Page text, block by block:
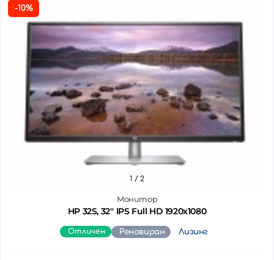
-10%
Монитор
HP 32S, 32'' IPS Full HD 1920x1080
1 / 2
Отличен Реновиран Лизинг